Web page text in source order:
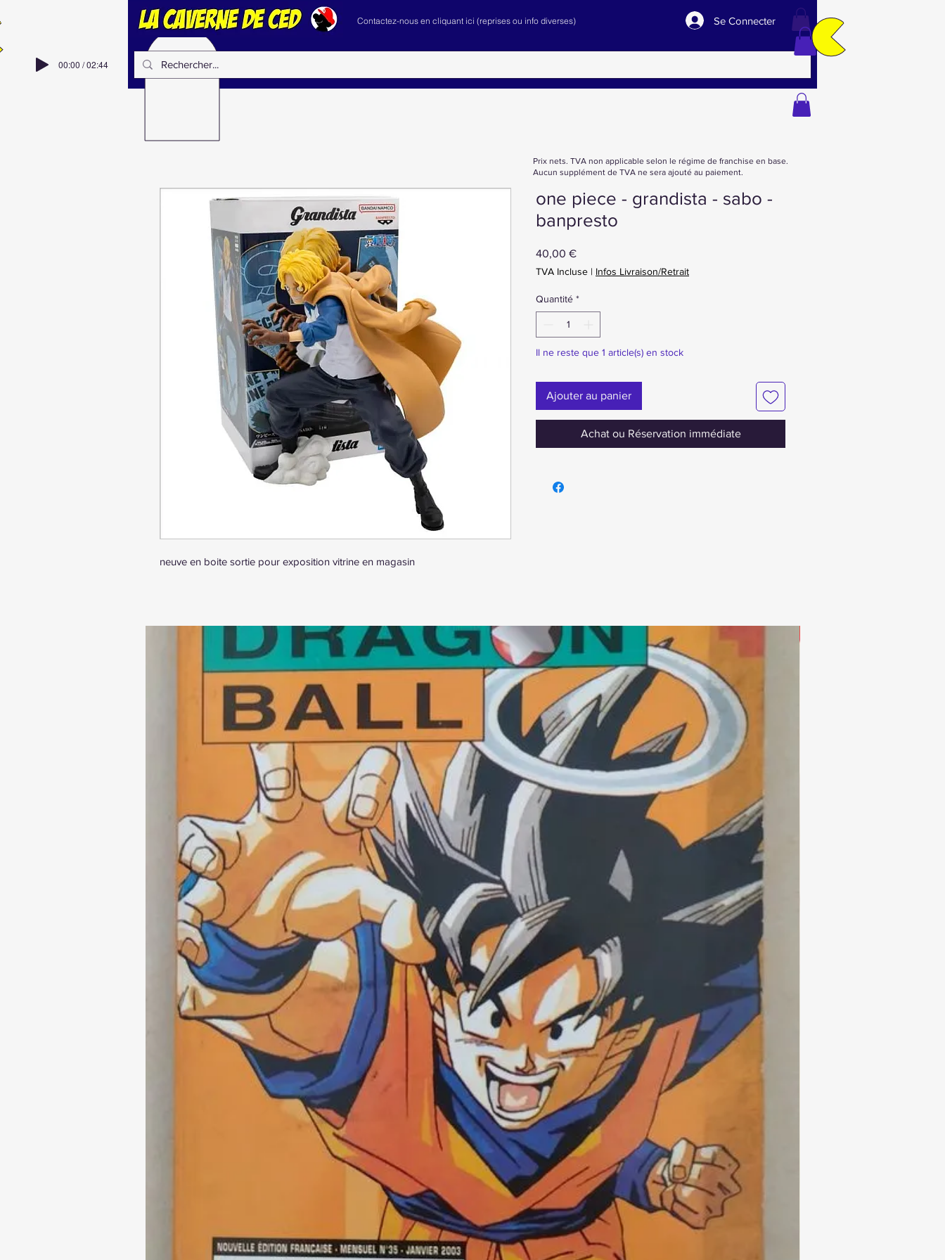
00:00 / 02:44
Contactez-nous en cliquant ici (reprises ou info diverses) Se Connecter
neuve en boite sortie pour exposition vitrine en magasin
one piece - grandista - sabo -
banpresto
40,00 €Prix
TVA Incluse | Infos Livraison/Retrait
Quantité *
Il ne reste que 1 article(s) en stock
Ajouter au panier
Achat ou Réservation immédiate
Prix nets. TVA non applicable selon le régime de franchise en base.
Aucun supplément de TVA ne sera ajouté au paiement.